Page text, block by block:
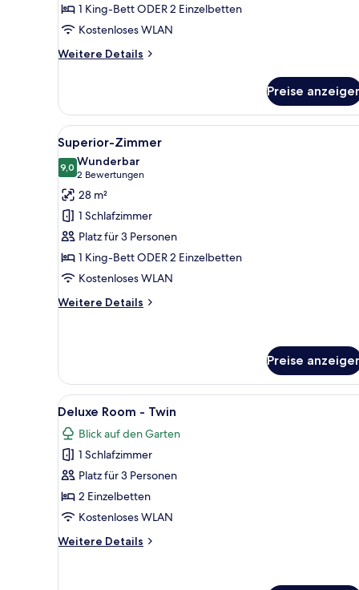
1 King-Bett ODER 2 Einzelbetten
Kostenloses WLAN
Weitere Details
Weitere
Ocean
Preise
Alle
Fotos
für
Superior-
Zimmer
anzeigen
Ein modernes Hotelzimmer
9
Superior-Zimmer
9,09,0 von 10
Wunderbar
2 Bewertungen
(2
Bewertungen)
28 m²
1 Schlafzimmer
Platz für 3 Personen
1 King-Bett ODER 2 Einzelbetten
Kostenloses WLAN
Weitere Details
Weitere
Preise
Alle
Fotos
für
Deluxe
Room
-
Twin
Ein Hotelzimmer mit einem
5
Deluxe Room - Twin
Blick auf den Garten
1 Schlafzimmer
Platz für 3 Personen
2 Einzelbetten
Kostenloses WLAN
Weitere Details
Weitere